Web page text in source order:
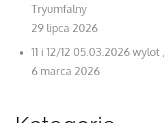
Tryumfalny
29 lipca 2026
11 i 12/12 05.03.2026
6 marca 2026